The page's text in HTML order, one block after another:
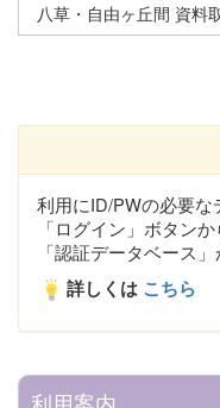
八草・自由ヶ丘間 資料
利用にID/PWの必要
「ログイン」ボタン
「認証データベース
詳しくは こちら